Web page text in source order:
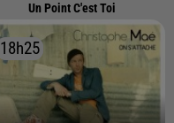
Un Point C'est Toi
18h25
18h25